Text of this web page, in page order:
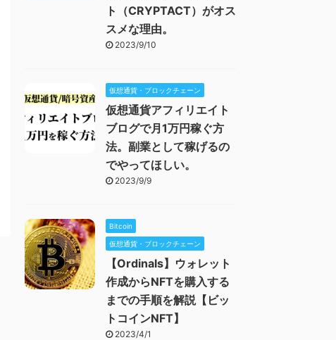
ト（CRYPTACT）がオス
スメな理由。
2023/9/10
仮想通貨・ブロックチェーン
仮想通貨アフィリエイト
ブログで月1万円稼ぐ方
法。副業として稼げるの
でやってほしい。
2023/9/9
Bitcoin
仮想通貨・ブロックチェーン
【Ordinals】ウォレット
作成からNFTを購入する
までの手順を解説【ビッ
トコインNFT】
2023/4/1